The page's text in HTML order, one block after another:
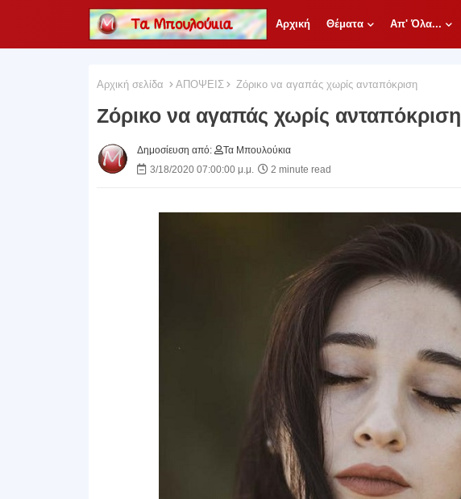
Αρχική Θέματα Απ' Όλα...
Αρχική σελίδα ΑΠΟΨΕΙΣ Zόρικο να αγαπάς χωρίς ανταπόκριση
Zόρικο να αγαπάς χωρίς ανταπόκριση
Δημοσίευση από:
Τα Μπουλούκια
3/18/2020 07:00:00 μ.μ.
2 minute read